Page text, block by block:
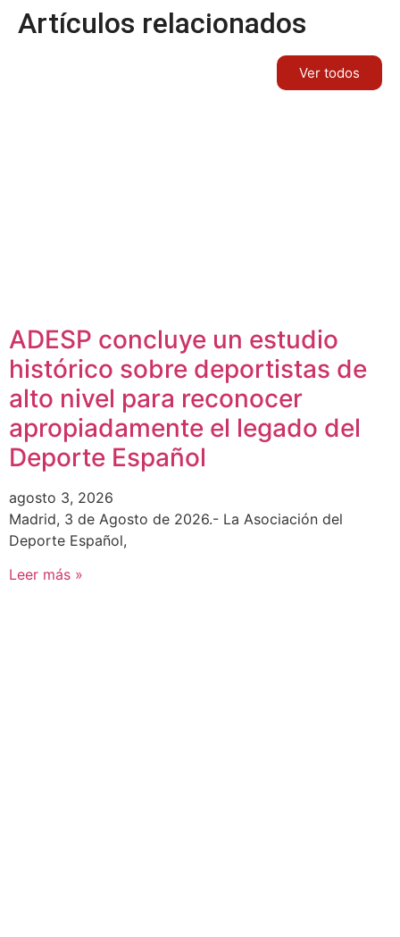
Artículos relacionados
Ver todos
ADESP concluye un estudio
histórico sobre deportistas de
alto nivel para reconocer
apropiadamente el legado del
Deporte Español
agosto 3, 2026
Madrid, 3 de Agosto de 2026.- La Asociación del
Deporte Español,
Leer más »